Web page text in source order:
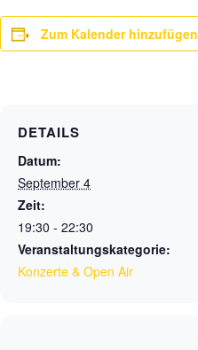
Zum Kalender hinzufügen
DETAILS
Datum:
September 4
Zeit:
19:30 - 22:30
Veranstaltungskategorie:
Konzerte & Open Air